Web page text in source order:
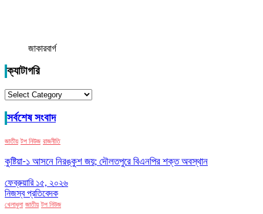
জাকারবার্গ
ক্যাটাগরি
ক্যাটাগরি
সর্বশেষ সংবাদ
জাতীয় টপ নিউজ রাজনীতি
কুষ্টিয়া-১ আসনে নিরঙ্কুশ জয়; দৌলতপুরে বিএনপির শক্ত অবস্থান
ফেব্রুয়ারি ১৫, ২০২৬
নিজস্ব প্রতিবেদক
খেলাধুলা জাতীয় টপ নিউজ